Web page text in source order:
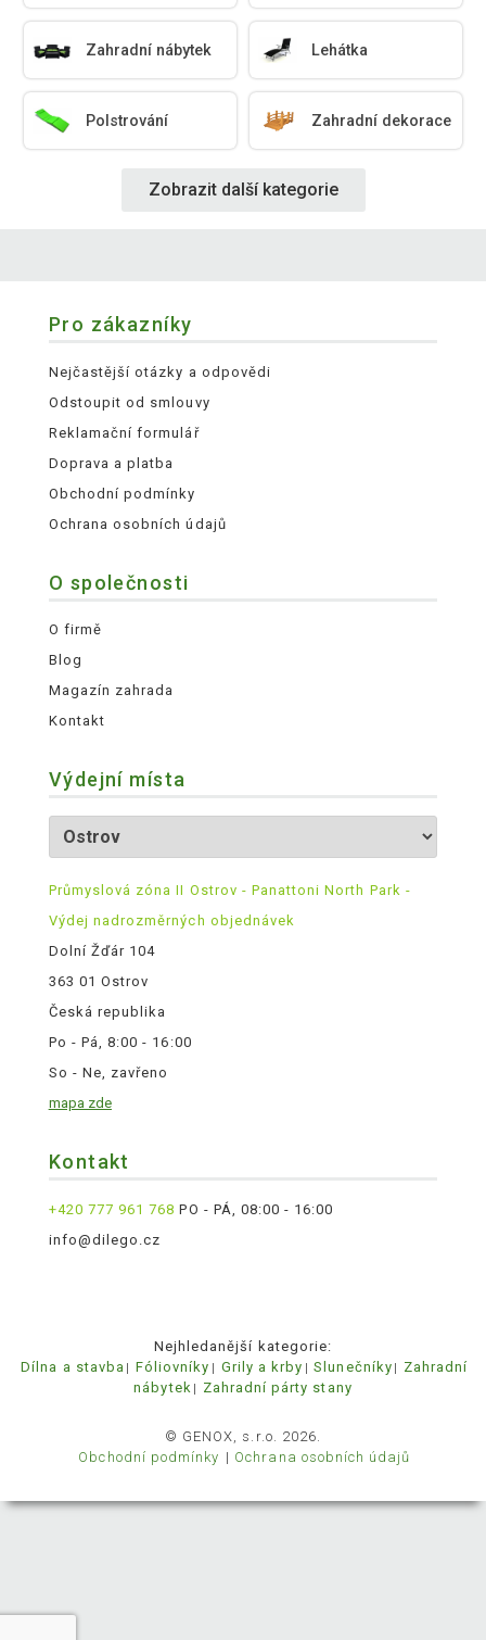
Zahradní nábytek Lehátka
Polstrování Zahradní dekorace
Zobrazit další kategorie
Pro zákazníky
Nejčastější otázky a odpovědi
Odstoupit od smlouvy
Reklamační formulář
Doprava a platba
Obchodní podmínky
Ochrana osobních údajů
O společnosti
O firmě
Blog
Magazín zahrada
Kontakt
Výdejní místa
Průmyslová zóna II Ostrov - Panattoni North Park -
Výdej nadrozměrných objednávek
Dolní Žďár 104
363 01 Ostrov
Česká republika
Po - Pá, 8:00 - 16:00
So - Ne, zavřeno
mapa zde
Kontakt
+420 777 961 768 PO - PÁ, 08:00 - 16:00
info@dilego.cz
Nejhledanější kategorie:
Dílna a stavba
Fóliovníky Grily a krby Slunečníky
Zahradní
nábytek
Zahradní párty stany
© GENOX, s.r.o. 2026.
Obchodní podmínky
Ochrana osobních údajů